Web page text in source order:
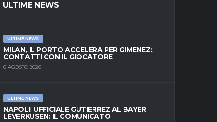
ULTIME NEWS
ULTIME NEWS
MILAN, IL PORTO ACCELERA PER GIMENEZ:
CONTATTI CON IL GIOCATORE
6 AGOSTO 2026
ULTIME NEWS
NAPOLI, UFFICIALE GUTIERREZ AL BAYER
LEVERKUSEN: IL COMUNICATO